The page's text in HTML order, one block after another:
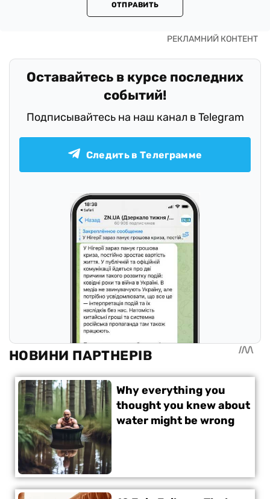
ОТПРАВИТЬ
Оставайтесь в курсе последних
событий!
Подписывайтесь на наш канал в Telegram
Следить в Телеграмме